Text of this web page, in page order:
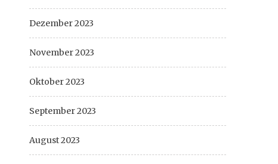
Dezember 2023
November 2023
Oktober 2023
September 2023
August 2023